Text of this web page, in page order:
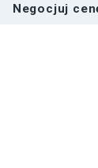
Negocjuj